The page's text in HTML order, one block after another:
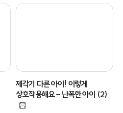
제각기 다른 아이! 이렇게
상호작용해요 - 난폭한 아이 (2)